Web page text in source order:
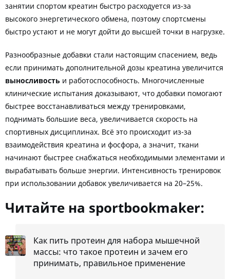
занятии спортом креатин быстро расходуется из-за
высокого энергетического обмена, поэтому спортсмены
быстро устают и не могут дойти до высшей точки в нагрузке.
Разнообразные добавки стали настоящим спасением, ведь
если принимать дополнительной дозы креатина увеличится
выносливость и работоспособность. Многочисленные
клинические испытания доказывают, что добавки помогают
быстрее восстанавливаться между тренировками,
поднимать большие веса, увеличивается скорость на
спортивных дисциплинах. Всё это происходит из-за
взаимодействия креатина и фосфора, а значит, ткани
начинают быстрее снабжаться необходимыми элементами и
вырабатывать больше энергии. Интенсивность тренировок
при использовании добавок увеличивается на 20–25%.
Читайте на sportbookmaker:
Как пить протеин для набора мышечной
массы: что такое протеин и зачем его
принимать, правильное применение